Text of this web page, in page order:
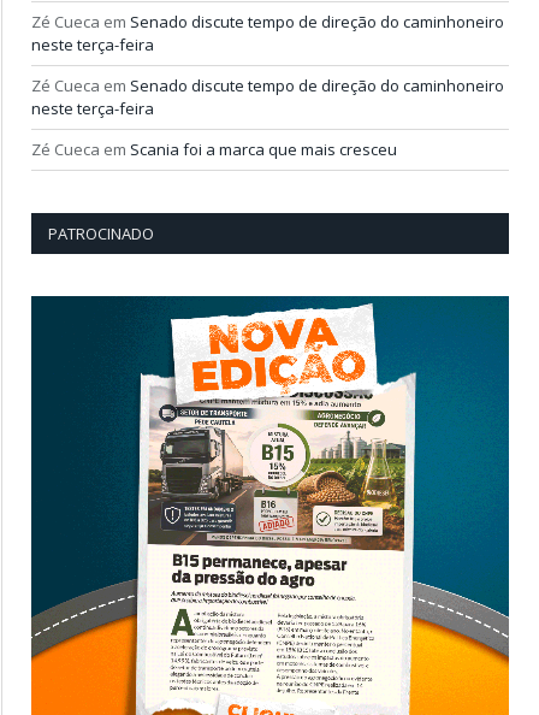
Zé Cueca em Senado discute tempo de direção do caminhoneiro
neste terça-feira
Zé Cueca em Senado discute tempo de direção do caminhoneiro
neste terça-feira
Zé Cueca em Scania foi a marca que mais cresceu
PATROCINADO